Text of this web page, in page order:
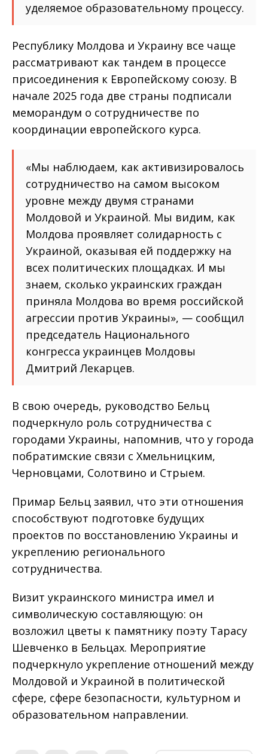
уделяемое образовательному процессу.
Республику Молдова и Украину все чаще
рассматривают как тандем в процессе
присоединения к Европейскому союзу. В
начале 2025 года две страны подписали
меморандум о сотрудничестве по
координации европейского курса.
«Мы наблюдаем, как активизировалось
сотрудничество на самом высоком
уровне между двумя странами
Молдовой и Украиной. Мы видим, как
Молдова проявляет солидарность с
Украиной, оказывая ей поддержку на
всех политических площадках. И мы
знаем, сколько украинских граждан
приняла Молдова во время российской
агрессии против Украины», — сообщил
председатель Национального
конгресса украинцев Молдовы
Дмитрий Лекарцев.
В свою очередь, руководство Бельц
подчеркнуло роль сотрудничества с
городами Украины, напомнив, что у города
побратимские связи с Хмельницким,
Черновцами, Солотвино и Стрыем.
Примар Бельц заявил, что эти отношения
способствуют подготовке будущих
проектов по восстановлению Украины и
укреплению регионального
сотрудничества.
Визит украинского министра имел и
символическую составляющую: он
возложил цветы к памятнику поэту Тарасу
Шевченко в Бельцах. Мероприятие
подчеркнуло укрепление отношений между
Молдовой и Украиной в политической
сфере, сфере безопасности, культурном и
образовательном направлении.